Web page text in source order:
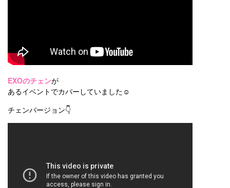
EXOのチェンが
あるイベントでカバーしていました☺️
チェンバージョン👇